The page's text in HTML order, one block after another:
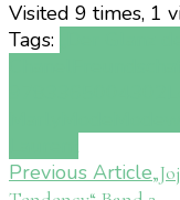
Visited 9 times, 1
Tags:
Post
Previous Article